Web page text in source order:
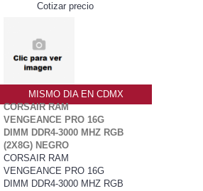
Cotizar precio
MISMO DIA EN CDMX
CORSAIR RAM
VENGEANCE PRO 16G
DIMM DDR4-3000 MHZ RGB
(2X8G) NEGRO
CORSAIR RAM
VENGEANCE PRO 16G
DIMM DDR4-3000 MHZ RGB